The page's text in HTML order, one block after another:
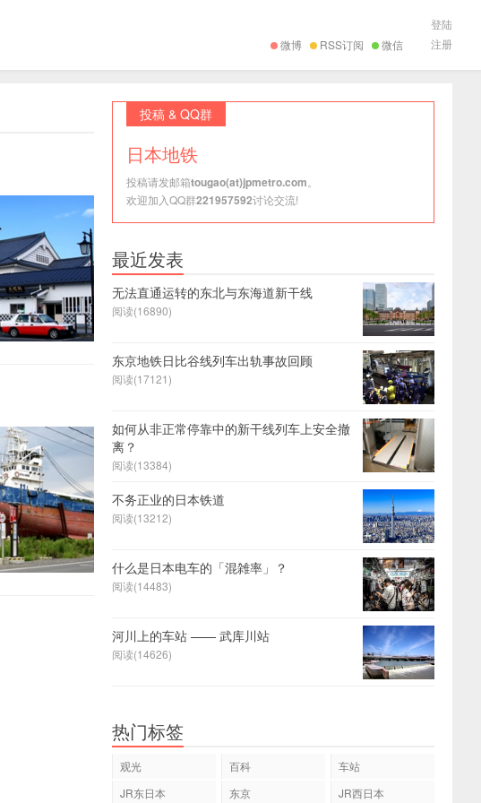
微博 RSS订阅 微信
登陆
注册
投稿 & QQ群
日本地铁
投稿请发邮箱tougao(at)jpmetro.com
欢迎加入QQ群221957592讨论交流!
最近发表
无法直通运转的东北与东海道新干线
阅读(16890)
东京地铁日比谷线列车出轨事故回顾
阅读(17121)
如何从非正常停靠中的新干线列车上安全撤
离？
阅读(13384)
不务正业的日本铁道
阅读(13212)
什么是日本电车的「混雑率」？
阅读(14483)
河川上的车站 —— 武库川站
阅读(14626)
热门标签
观光 百科
车站
JR东日本
东京 JR西日本